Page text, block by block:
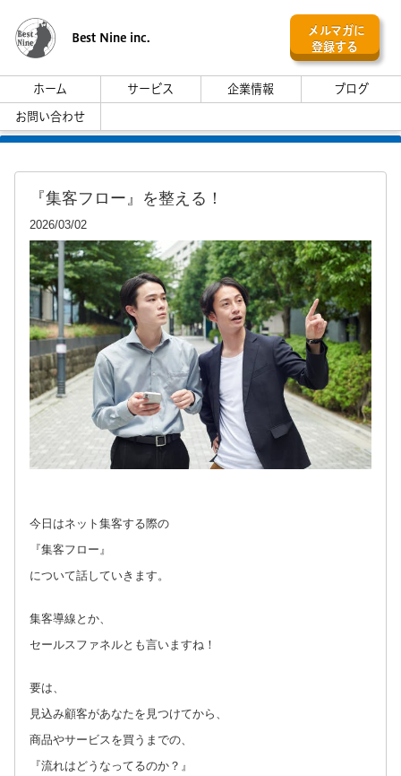
Best Nine inc.
メルマガに
登録する
ホーム サービス 企業情報
ブログ
お問い合わせ
『集客フロー』を整える！
2026/03/02
今日はネット集客する際の
『集客フロー』
について話していきます。
集客導線とか、
セールスファネルとも言いますね！
要は、
見込み顧客があなたを見つけてから、
商品やサービスを買うまでの、
『流れはどうなってるのか？』